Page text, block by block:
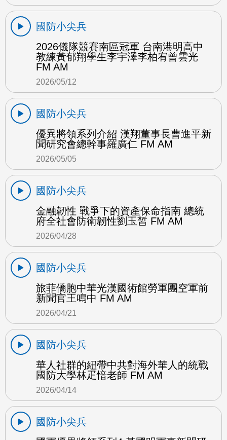
國防小尖兵
2026儀隊競賽南區冠軍 台南港明高中
教練黃郁翔學生李宇澤李柏宥曾雲光
FM AM
2026/05/12
國防小尖兵
優異將領系列介紹 漢翔董事長曹進平新
聞研究會總幹事羅廣仁 FM AM
2026/05/05
國防小尖兵
金融韌性 戰爭下的資產保命指南 總統
府全社會防衛韌性劉玉皙 FM AM
2026/04/28
國防小尖兵
旅菲僑胞中華光漢國術館勞軍團空軍前
新聞官王鳴中 FM AM
2026/04/21
國防小尖兵
華人社群的紐帶中共對海外華人的統戰
國防大學林疋愔老師 FM AM
2026/04/14
國防小尖兵